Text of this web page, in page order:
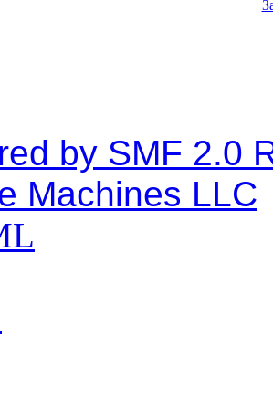
by SMF 2.0
Machines LLC